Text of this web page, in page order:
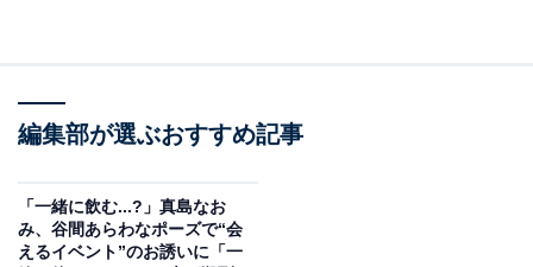
編集部が選ぶおすすめ記事
「一緒に飲む...?」真島なお
み、谷間あらわなポーズで“会
えるイベント”のお誘いに「一